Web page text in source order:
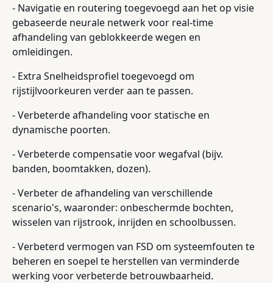
- Navigatie en routering toegevoegd aan het op visie
gebaseerde neurale netwerk voor real-time
afhandeling van geblokkeerde wegen en
omleidingen.
- Extra Snelheidsprofiel toegevoegd om
rijstijlvoorkeuren verder aan te passen.
- Verbeterde afhandeling voor statische en
dynamische poorten.
- Verbeterde compensatie voor wegafval (bijv.
banden, boomtakken, dozen).
- Verbeter de afhandeling van verschillende
scenario's, waaronder: onbeschermde bochten,
wisselen van rijstrook, inrijden en schoolbussen.
- Verbeterd vermogen van FSD om systeemfouten te
beheren en soepel te herstellen van verminderde
werking voor verbeterde betrouwbaarheid.